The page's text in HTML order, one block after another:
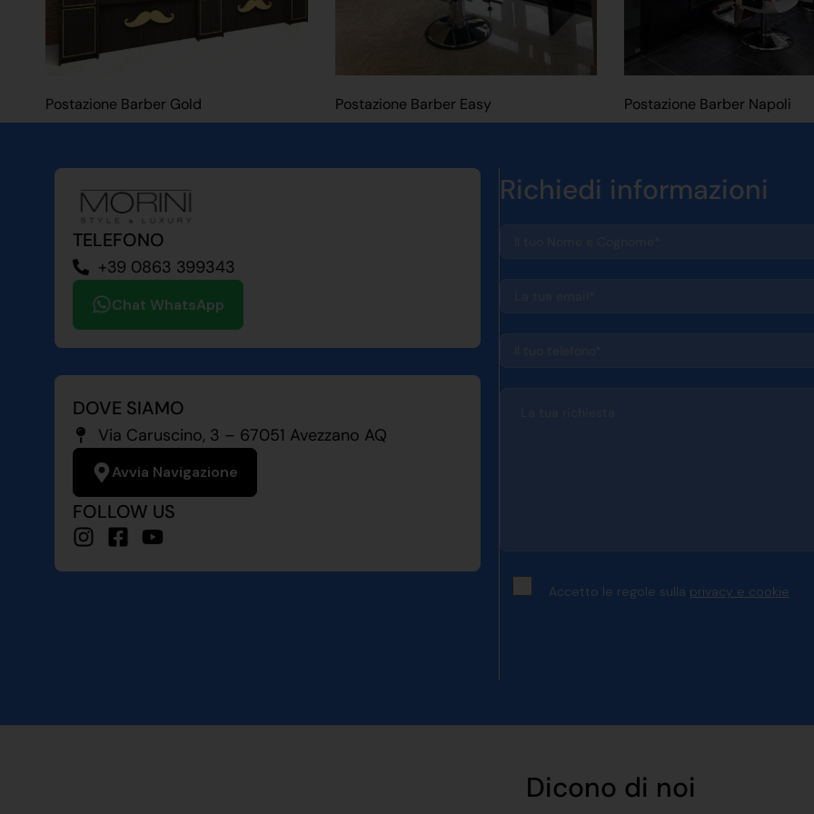
Postazione Barber Gold Postazione Barber Easy Postazione Barber Napoli
TELEFONO
+39 0863 399343
Chat WhatsApp
DOVE SIAMO
Via Caruscino, 3 – 67051 Avezzano AQ
Avvia Navigazione
FOLLOW US
Richiedi informazioni
Accetto le regole sulla privacy e cookie
Dicono di noi